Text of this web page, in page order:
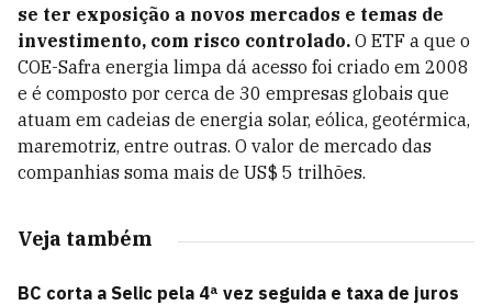
se ter exposição a novos mercados e temas de
investimento, com risco controlado. O ETF a que o
COE-Safra energia limpa dá acesso foi criado em 2008
e é composto por cerca de 30 empresas globais que
atuam em cadeias de energia solar, eólica, geotérmica,
maremotriz, entre outras. O valor de mercado das
companhias soma mais de US$ 5 trilhões.
Veja também
BC corta a Selic pela 4ª vez seguida e taxa de juros